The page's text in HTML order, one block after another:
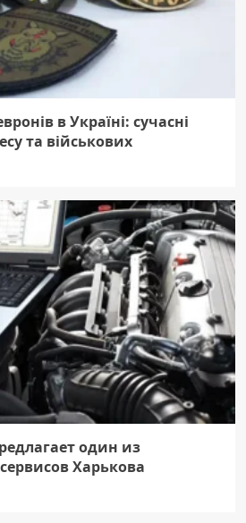
в Україні: сучасні
та військових
один из
Харькова